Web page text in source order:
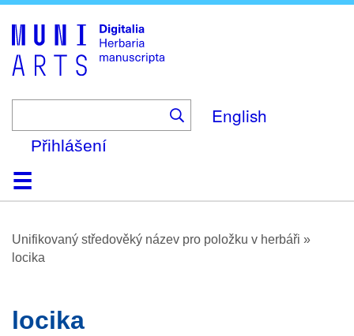
English
Přihlášení
DomůProhlížení
O platformě
Nápověda
KontaktDigitalia
Unifikovaný středověký název pro položku v herbáři »
locika
locika